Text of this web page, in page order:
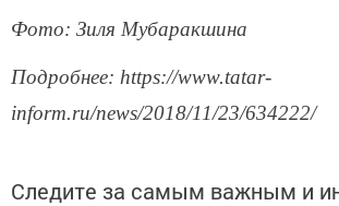
Фото: Зиля Мубаракшина
Подробнее: https://www.tatar-
inform.ru/news/2018/11/23/634222/
Следите за самым важным и